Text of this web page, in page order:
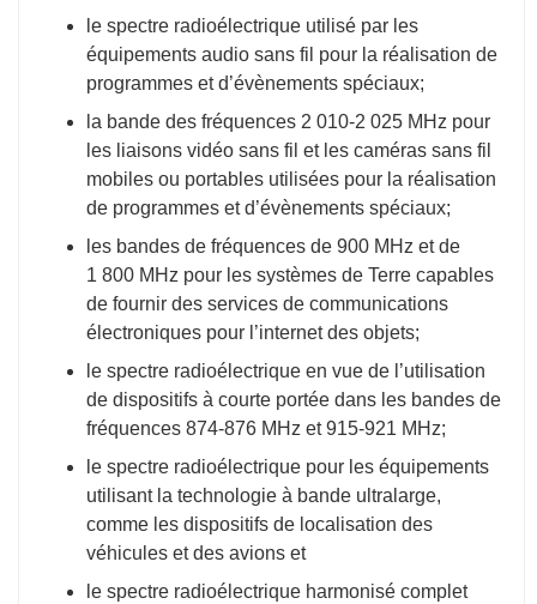
le spectre radioélectrique utilisé par les
équipements audio sans fil pour la réalisation de
programmes et d’évènements spéciaux;
la bande des fréquences 2 010-2 025 MHz pour
les liaisons vidéo sans fil et les caméras sans fil
mobiles ou portables utilisées pour la réalisation
de programmes et d’évènements spéciaux;
les bandes de fréquences de 900 MHz et de
1 800 MHz pour les systèmes de Terre capables
de fournir des services de communications
électroniques pour l’internet des objets;
le spectre radioélectrique en vue de l’utilisation
de dispositifs à courte portée dans les bandes de
fréquences 874-876 MHz et 915-921 MHz;
le spectre radioélectrique pour les équipements
utilisant la technologie à bande ultralarge,
comme les dispositifs de localisation des
véhicules et des avions et
le spectre radioélectrique harmonisé complet